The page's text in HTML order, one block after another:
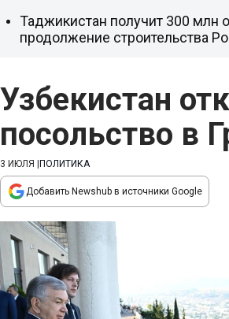
Узбекистан
посольство в
3 ИЮЛЯ ПОЛИТИКА
Добавить Newshub в источники Google
Таджикистан получит 300 млн
продолжение строительства